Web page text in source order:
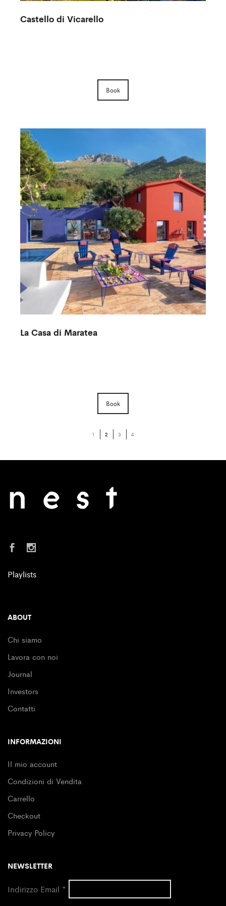
Follonico
Book
Villa Affacciata sul Lago di Como
Book
1 2 3 4
Playlists
ABOUT
Chi siamo
Lavora con noi
Journal
Investors
Contatti
INFORMAZIONI
Il mio account
Condizioni di Vendita
Carrello
Checkout
Privacy Policy
NEWSLETTER
Indirizzo Email *